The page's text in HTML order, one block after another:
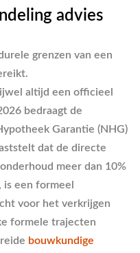
advies
grenzen van een
altijd een officieel
bedraagt de
Garantie (NHG)
dat de directe
meer dan 10%
een formeel
voor het verkrijgen
formele trajecten
bouwkundige